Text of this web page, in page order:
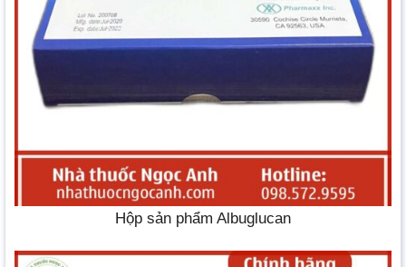
Hộp sản phẩm Albuglucan